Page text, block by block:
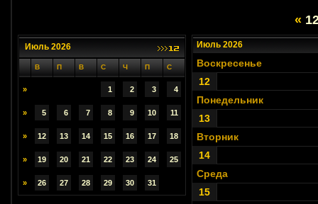
«
Июль 2026
В П В С Ч П С
» 1 2 3 4
» 5 6 7 8 9 10 11
» 12 13 14 15 16 17 18
» 19 20 21 22 23 24 25
» 26 27 28 29 30 31
Июль 2026
Воскресенье
12
Понедельник
13
Вторник
14
Среда
15